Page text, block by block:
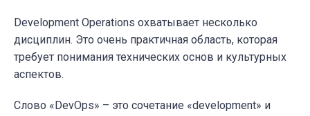
Development Operations охватывает несколько
дисциплин. Это очень практичная область, которая
требует понимания технических основ и культурных
аспектов.
Слово «DevOps» – это сочетание «development» и